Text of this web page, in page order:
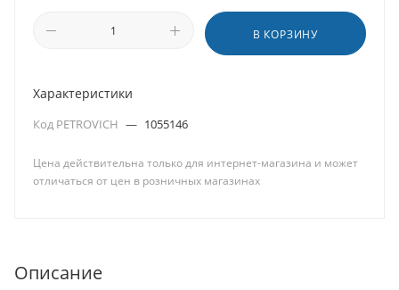
В КОРЗИНУ
Характеристики
Код PETROVICH — 1055146
Цена действительна только для интернет-магазина и может
отличаться от цен в розничных магазинах
Описание